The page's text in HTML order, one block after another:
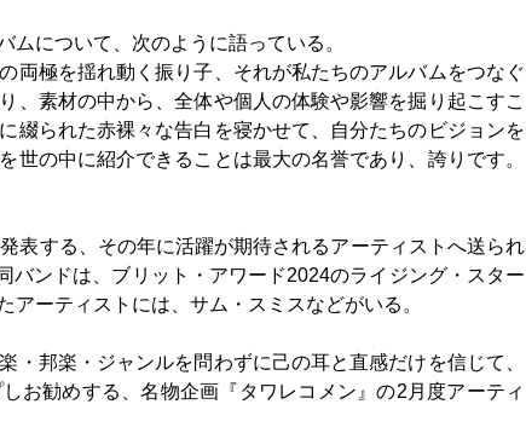
について、次のように語っている。
両極を揺れ動く振り子、それが私たちのアルバムをつなぐ
、素材の中から、全体や個人の体験や影響を掘り起こすこ
綴られた赤裸々な告白を寝かせて、自分たちのビジョンを
の中に紹介できることは最大の名誉であり、誇りです。
表する、その年に活躍が期待されるアーティストへ送られ
バンドは、ブリット・アワード2024のライジング・スター
ーティストには、サム・スミスなどがいる。
・邦楽・ジャンルを問わずに己の耳と直感だけを信じて、
お勧めする、名物企画『タワレコメン』の2月度アーティ